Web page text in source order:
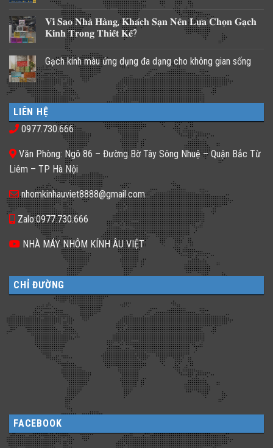
Không
bình
luận
ở
pháp
lấy
ánh
sáng
cho
nhà
phố
thiếu
sáng
tối
𝐕𝐢̀ 𝐒𝐚𝐨 𝐍𝐡𝐚̀ 𝐇𝐚̀𝐧𝐠, 𝐊𝐡𝐚́𝐜𝐡 𝐒𝐚̣𝐧 𝐍𝐞̂𝐧 𝐋𝐮̛̣𝐚 𝐂𝐡𝐨̣𝐧 𝐆𝐚̣𝐜𝐡
𝐊𝐢́𝐧𝐡 𝐓𝐫𝐨𝐧𝐠 𝐓𝐡𝐢𝐞̂́𝐭 𝐊𝐞̂́?
bình
luận
ở
𝐕𝐢̀
𝐒𝐚𝐨
𝐍𝐡𝐚̀
𝐇𝐚̀𝐧𝐠,
𝐊𝐡𝐚́𝐜𝐡
𝐒𝐚̣𝐧
𝐍𝐞̂𝐧
𝐂𝐡𝐨̣𝐧
𝐆𝐚̣𝐜𝐡
𝐊𝐢́𝐧𝐡
𝐓𝐫𝐨𝐧𝐠
𝐓𝐡𝐢𝐞̂́𝐭
𝐊𝐞̂́?
Gạch kính màu ứng dụng đa dạng cho không gian sống
Không
có
bình
luận
ở
Gạch
kính
màu
đa
dạng
cho
không
gian
sống
LIÊN HỆ
0977.730.666
Văn Phòng: Ngõ 86 – Đường Bờ Tây Sông Nhuệ – Quận Bắc Từ
Liêm – TP Hà Nội
nhomkinhauviet8888@gmail.com
Zalo:0977.730.666
NHÀ MÁY NHÔM KÍNH ÂU VIỆT
CHỈ ĐƯỜNG
FACEBOOK